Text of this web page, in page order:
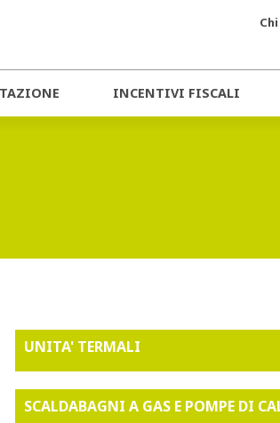
INCENTIVI FISCALI
UNITA' TERMALI
SCALDABAGNI A GAS E POMPE DI